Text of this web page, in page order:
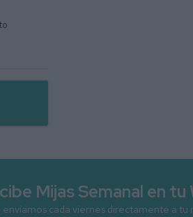
Mijas Semanal en
enviamos cada viernes directamente a tu